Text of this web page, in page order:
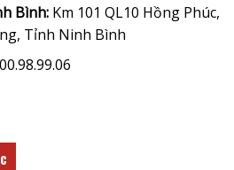
Bình:Km 101 QL10 Hồng Phúc,
Tỉnh Ninh Bình